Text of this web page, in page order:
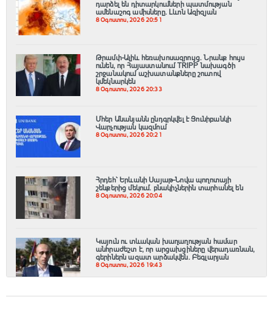
դարձել են դիտարկումների պատմության
ամենաշոգ ամիսները․ Լևոն Ազիզյան
8 Օգոստոս, 2026 20:51
Թրամփ-Ալիև հեռախոսազրույց. Նրանք հույս
ունեն, որ Հայաստանում TRIPP նախագծի
շրջանակում աշխատանքները շուտով
կմեկնարկեն
8 Օգոստոս, 2026 20:33
Մհեր Անանյանն ընդգրկվել է Յունիբանկի
Վարչության կազմում
8 Օգոստոս, 2026 20:21
Հրդեհ՝ Երևանի Սայաթ-Նովա պողոտայի
շենքերից մեկում․ բնակիչներին տարհանել են
8 Օգոստոս, 2026 20:04
Կայուն ու տևական խաղաղության համար
անհրաժեշտ է, որ արցախցիները վերադառնան,
գերիներն ազատ արձակվեն․ Բեգլարյան
8 Օգոստոս, 2026 19:43